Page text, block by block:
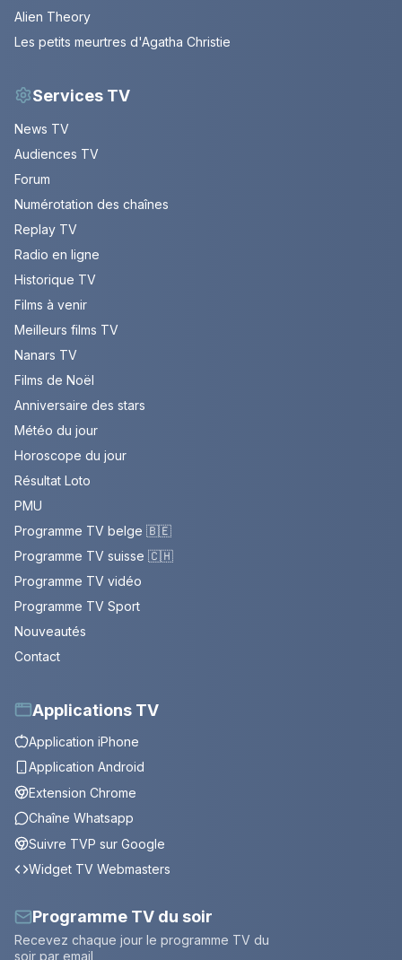
Alien Theory
Les petits meurtres d'Agatha Christie
Services TV
News TV
Audiences TV
Forum
Numérotation des chaînes
Replay TV
Radio en ligne
Historique TV
Films à venir
Meilleurs films TV
Nanars TV
Films de Noël
Anniversaire des stars
Météo du jour
Horoscope du jour
Résultat Loto
PMU
Programme TV belge 🇧🇪
Programme TV suisse 🇨🇭
Programme TV vidéo
Programme TV Sport
Nouveautés
Contact
Applications TV
Application iPhone
Application Android
Extension Chrome
Chaîne Whatsapp
Suivre TVP sur Google
Widget TV Webmasters
Programme TV du soir
Recevez chaque jour le programme TV du
soir par email